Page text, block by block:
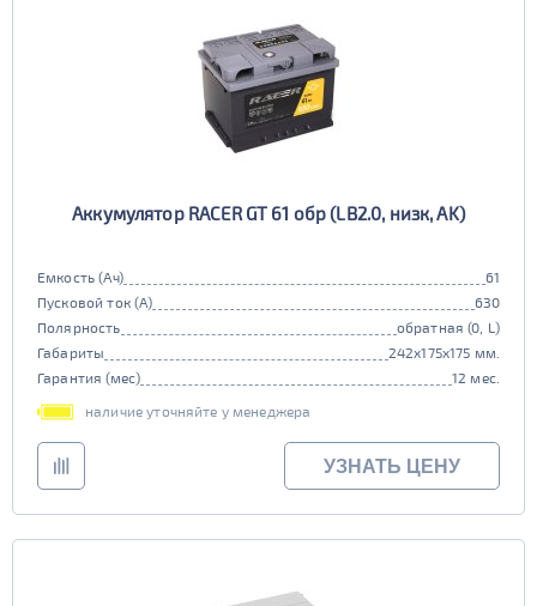
Аккумулятор RACER GT 61 обр (LB2.0, низк, AK)
Емкость (Ач)
61
Пусковой ток (А)
630
Полярность
обратная (0, L)
Габариты
242x175x175 мм.
Гарантия (мес)
12 мес.
наличие уточняйте у менеджера
УЗНАТЬ ЦЕНУ